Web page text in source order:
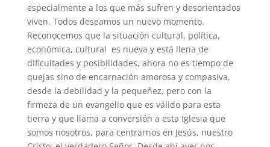
especialmente a los que más sufren y desorientados
viven. Todos deseamos un nuevo momento.
Reconocemos que la situación cultural, política,
económica, cultural es nueva y está llena de
dificultades y posibilidades, ahora no es tiempo de
quejas sino de encarnación amorosa y compasiva,
desde la debilidad y la pequeñez, pero con la
firmeza de un evangelio que es válido para esta
tierra y que llama a conversión a esta Iglesia que
somos nosotros, para centrarnos en Jesús, nuestro